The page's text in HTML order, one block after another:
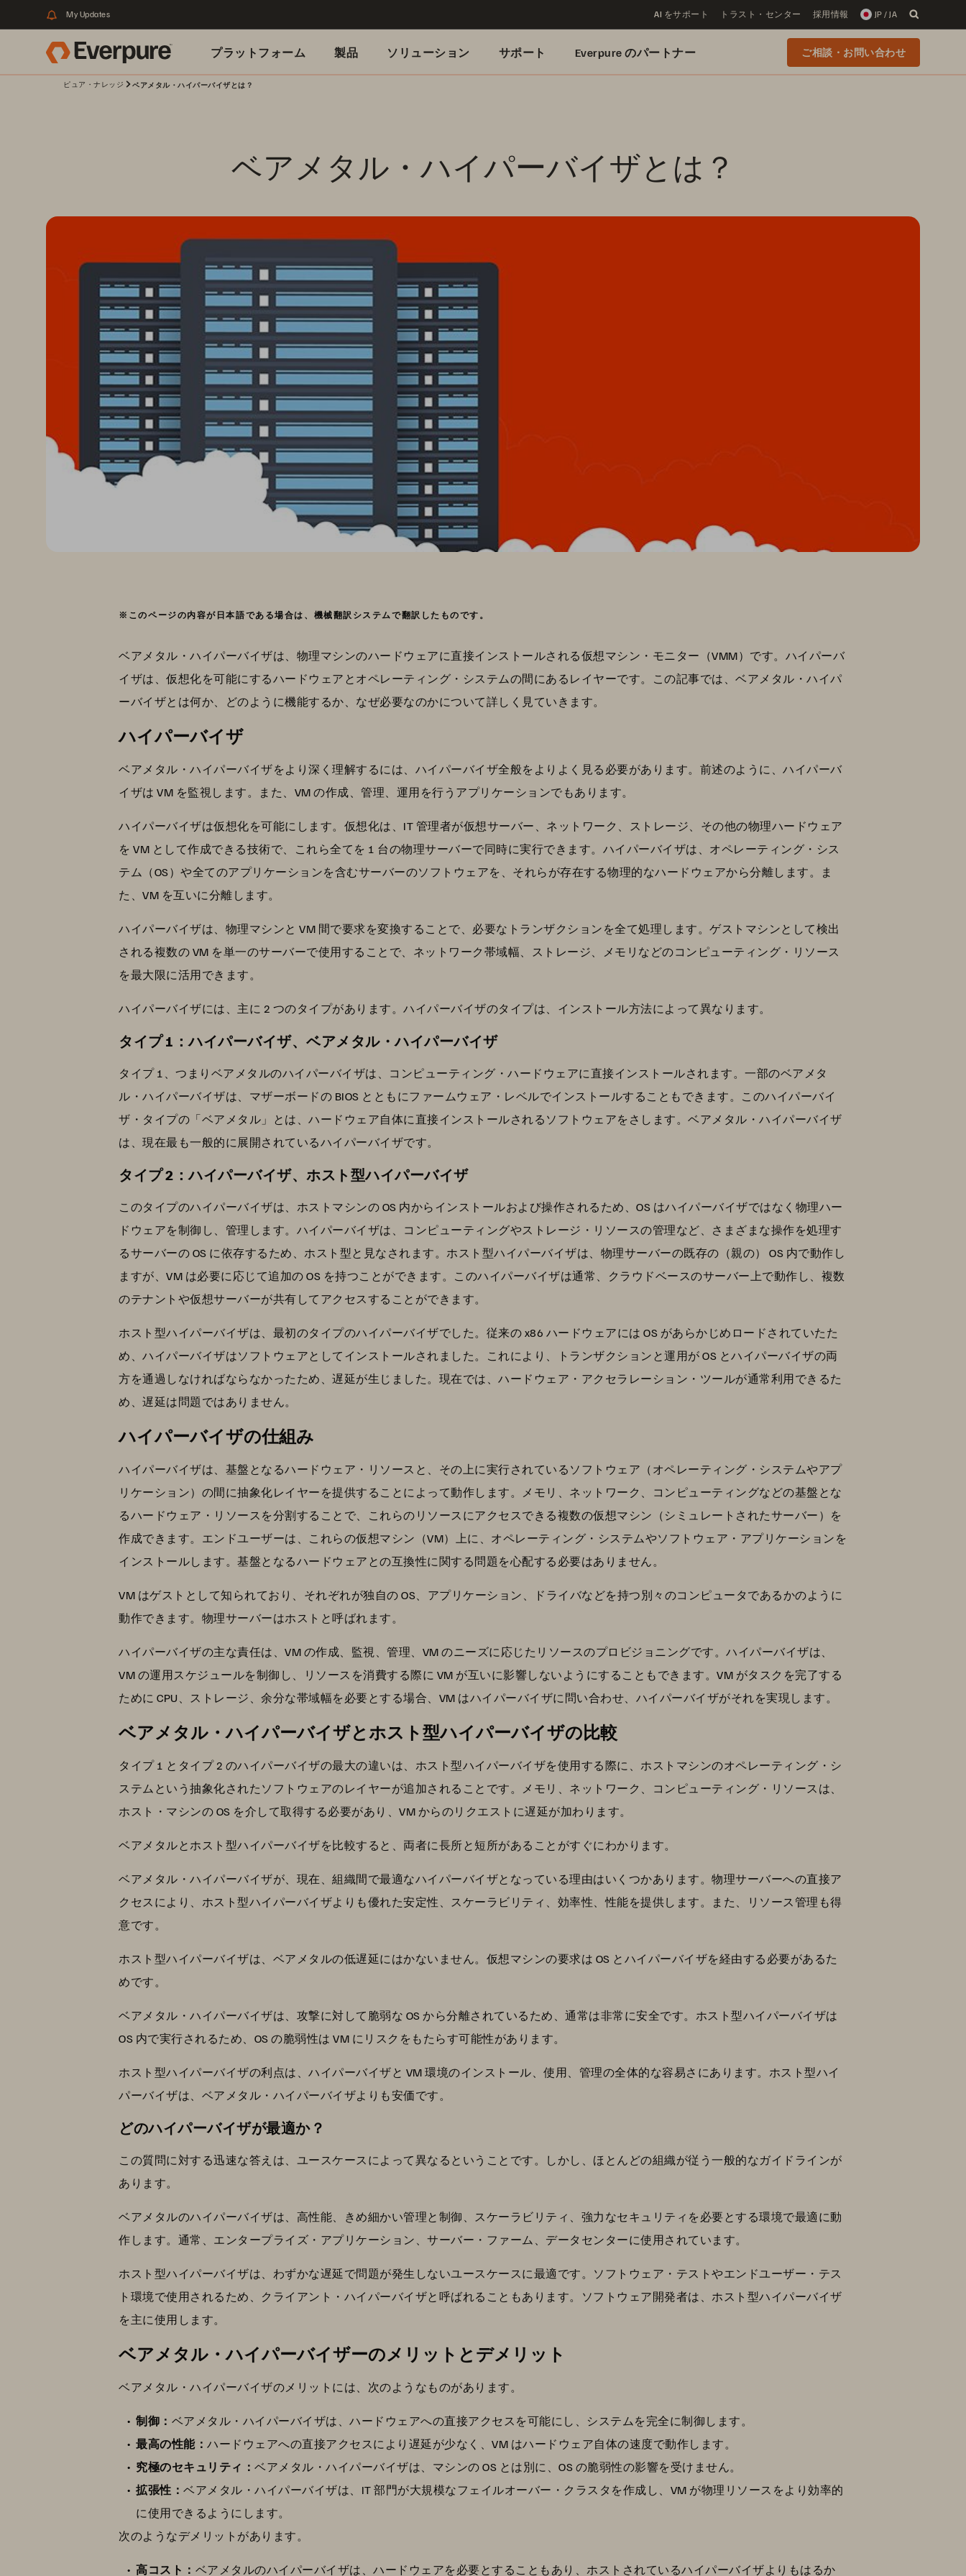
My Updates AI をサポート トラスト・センター 採用情報 JP / JA
プラットフォーム 製品 ソリューション サポート Everpure のパートナー ご相談・お問い合わせ
ピュア・ナレッジ ベアメタル・ハイパーバイザとは？
ベアメタル・ハイパーバイザとは？
※このページの内容が日本語である場合は、機械翻訳システムで翻訳したものです。
ベアメタル・ハイパーバイザは、物理マシンのハードウェアに直接インストールされる仮想マシン・モニター（VMM）です。ハイパーバ
イザは、仮想化を可能にするハードウェアとオペレーティング・システムの間にあるレイヤーです。この記事では、ベアメタル・ハイパ
ーバイザとは何か、どのように機能するか、なぜ必要なのかについて詳しく見ていきます。
ハイパーバイザ
ベアメタル・ハイパーバイザをより深く理解するには、ハイパーバイザ全般をよりよく見る必要があります。前述のように、ハイパーバ
イザは VM を監視します。また、VM の作成、管理、運用を行うアプリケーションでもあります。
ハイパーバイザは仮想化を可能にします。仮想化は、IT 管理者が仮想サーバー、ネットワーク、ストレージ、その他の物理ハードウェア
を VM として作成できる技術で、これら全てを 1 台の物理サーバーで同時に実行できます。ハイパーバイザは、オペレーティング・シス
テム（OS）や全てのアプリケーションを含むサーバーのソフトウェアを、それらが存在する物理的なハードウェアから分離します。ま
た、VM を互いに分離します。
ハイパーバイザは、物理マシンと VM 間で要求を変換することで、必要なトランザクションを全て処理します。ゲストマシンとして検出
される複数の VM を単一のサーバーで使用することで、ネットワーク帯域幅、ストレージ、メモリなどのコンピューティング・リソース
を最大限に活用できます。
ハイパーバイザには、主に 2 つのタイプがあります。ハイパーバイザのタイプは、インストール方法によって異なります。
タイプ 1：ハイパーバイザ、ベアメタル・ハイパーバイザ
タイプ 1、つまりベアメタルのハイパーバイザは、コンピューティング・ハードウェアに直接インストールされます。一部のベアメタ
ル・ハイパーバイザは、マザーボードの BIOS とともにファームウェア・レベルでインストールすることもできます。このハイパーバイ
ザ・タイプの「ベアメタル」とは、ハードウェア自体に直接インストールされるソフトウェアをさします。ベアメタル・ハイパーバイザ
は、現在最も一般的に展開されているハイパーバイザです。
タイプ 2：ハイパーバイザ、ホスト型ハイパーバイザ
このタイプのハイパーバイザは、ホストマシンの OS 内からインストールおよび操作されるため、OS はハイパーバイザではなく物理ハー
ドウェアを制御し、管理します。ハイパーバイザは、コンピューティングやストレージ・リソースの管理など、さまざまな操作を処理す
るサーバーの OS に依存するため、ホスト型と見なされます。ホスト型ハイパーバイザは、物理サーバーの既存の（親の） OS 内で動作し
ますが、VM は必要に応じて追加の OS を持つことができます。このハイパーバイザは通常、クラウドベースのサーバー上で動作し、複数
のテナントや仮想サーバーが共有してアクセスすることができます。
ホスト型ハイパーバイザは、最初のタイプのハイパーバイザでした。従来の x86 ハードウェアには OS があらかじめロードされていたた
め、ハイパーバイザはソフトウェアとしてインストールされました。これにより、トランザクションと運用が OS とハイパーバイザの両
方を通過しなければならなかったため、遅延が生じました。現在では、ハードウェア・アクセラレーション・ツールが通常利用できるた
め、遅延は問題ではありません。
ハイパーバイザの仕組み
ハイパーバイザは、基盤となるハードウェア・リソースと、その上に実行されているソフトウェア（オペレーティング・システムやアプ
リケーション）の間に抽象化レイヤーを提供することによって動作します。メモリ、ネットワーク、コンピューティングなどの基盤とな
るハードウェア・リソースを分割することで、これらのリソースにアクセスできる複数の仮想マシン（シミュレートされたサーバー）を
作成できます。エンドユーザーは、これらの仮想マシン（VM）上に、オペレーティング・システムやソフトウェア・アプリケーションを
インストールします。基盤となるハードウェアとの互換性に関する問題を心配する必要はありません。
VM はゲストとして知られており、それぞれが独自の OS、アプリケーション、ドライバなどを持つ別々のコンピュータであるかのように
動作できます。物理サーバーはホストと呼ばれます。
ハイパーバイザの主な責任は、VM の作成、監視、管理、VM のニーズに応じたリソースのプロビジョニングです。ハイパーバイザは、
VM の運用スケジュールを制御し、リソースを消費する際に VM が互いに影響しないようにすることもできます。VM がタスクを完了する
ために CPU、ストレージ、余分な帯域幅を必要とする場合、VM はハイパーバイザに問い合わせ、ハイパーバイザがそれを実現します。
ベアメタル・ハイパーバイザとホスト型ハイパーバイザの比較
タイプ 1 とタイプ 2 のハイパーバイザの最大の違いは、ホスト型ハイパーバイザを使用する際に、ホストマシンのオペレーティング・シ
ステムという抽象化されたソフトウェアのレイヤーが追加されることです。メモリ、ネットワーク、コンピューティング・リソースは、
ホスト・マシンの OS を介して取得する必要があり、VM からのリクエストに遅延が加わります。
ベアメタルとホスト型ハイパーバイザを比較すると、両者に長所と短所があることがすぐにわかります。
ベアメタル・ハイパーバイザが、現在、組織間で最適なハイパーバイザとなっている理由はいくつかあります。物理サーバーへの直接ア
クセスにより、ホスト型ハイパーバイザよりも優れた安定性、スケーラビリティ、効率性、性能を提供します。また、リソース管理も得
意です。
ホスト型ハイパーバイザは、ベアメタルの低遅延にはかないません。仮想マシンの要求は OS とハイパーバイザを経由する必要があるた
めです。
ベアメタル・ハイパーバイザは、攻撃に対して脆弱な OS から分離されているため、通常は非常に安全です。ホスト型ハイパーバイザは
OS 内で実行されるため、OS の脆弱性は VM にリスクをもたらす可能性があります。
ホスト型ハイパーバイザの利点は、ハイパーバイザと VM 環境のインストール、使用、管理の全体的な容易さにあります。ホスト型ハイ
パーバイザは、ベアメタル・ハイパーバイザよりも安価です。
どのハイパーバイザが最適か？
この質問に対する迅速な答えは、ユースケースによって異なるということです。しかし、ほとんどの組織が従う一般的なガイドラインが
あります。
ベアメタルのハイパーバイザは、高性能、きめ細かい管理と制御、スケーラビリティ、強力なセキュリティを必要とする環境で最適に動
作します。通常、エンタープライズ・アプリケーション、サーバー・ファーム、データセンターに使用されています。
ホスト型ハイパーバイザは、わずかな遅延で問題が発生しないユースケースに最適です。ソフトウェア・テストやエンドユーザー・テス
ト環境で使用されるため、クライアント・ハイパーバイザと呼ばれることもあります。ソフトウェア開発者は、ホスト型ハイパーバイザ
を主に使用します。
ベアメタル・ハイパーバイザーのメリットとデメリット
ベアメタル・ハイパーバイザのメリットには、次のようなものがあります。
制御： ベアメタル・ハイパーバイザは、ハードウェアへの直接アクセスを可能にし、システムを完全に制御します。
最高の性能：ハードウェアへの直接アクセスにより遅延が少なく、VM はハードウェア自体の速度で動作します。
究極のセキュリティ：ベアメタル・ハイパーバイザは、マシンの OS とは別に、OS の脆弱性の影響を受けません。
拡張性：ベアメタル・ハイパーバイザは、IT 部門が大規模なフェイルオーバー・クラスタを作成し、VM が物理リソースをより効率的
に使用できるようにします。
次のようなデメリットがあります。
高コスト： ベアメタルのハイパーバイザは、ハードウェアを必要とすることもあり、ホストされているハイパーバイザよりもはるか